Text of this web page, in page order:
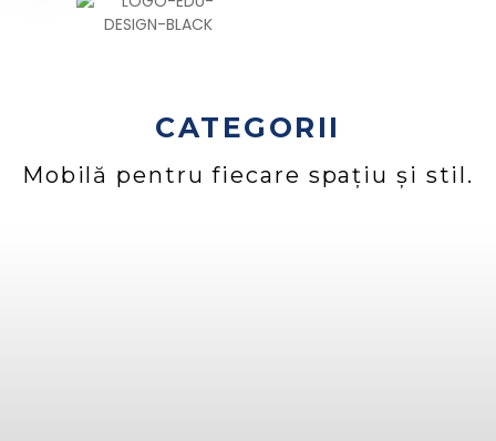
CATEGORII
Mobilă pentru fiecare spațiu și stil.